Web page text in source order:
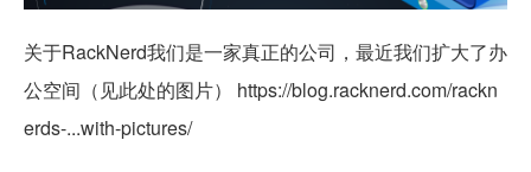
关于RackNerd我们是一家真正的公司，最近我们扩大了办
公空间（见此处的图片） https://blog.racknerd.com/rackn
erds-...with-pictures/